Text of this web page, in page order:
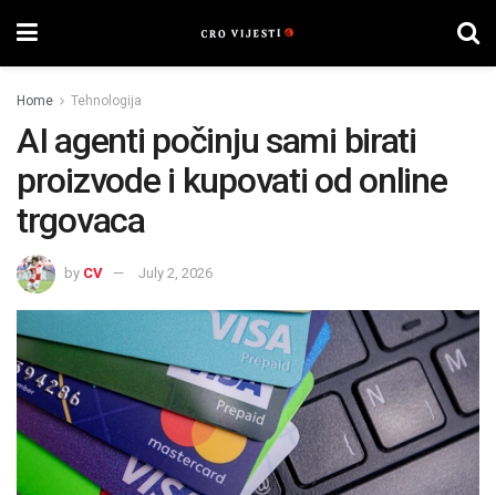
Home Tehnologija
AI agenti počinju sami birati
proizvode i kupovati od online
trgovaca
by CV July 2, 2026